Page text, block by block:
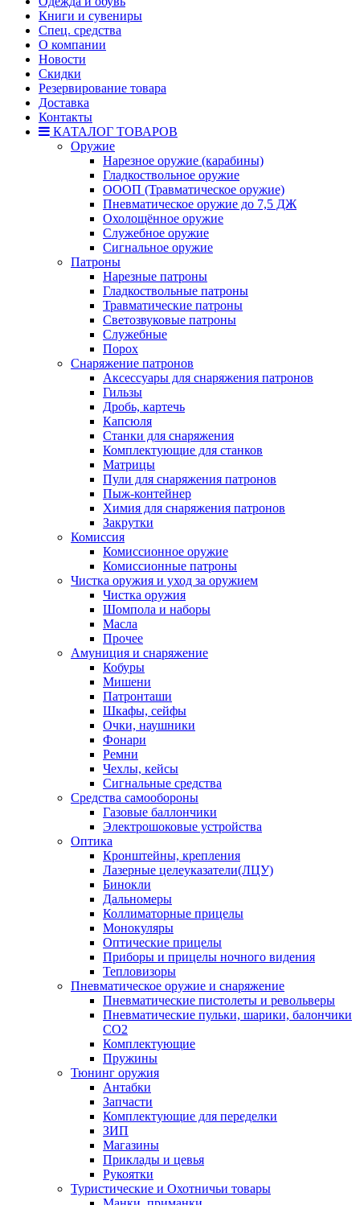
Книги и сувениры
Спец. средства
О компании
Новости
Скидки
Резервирование товара
Доставка
Контакты
КАТАЛОГ ТОВАРОВ
Оружие
Нарезное оружие (карабины)
Гладкоствольное оружие
ОООП (Травматическое оружие)
Пневматическое оружие до 7,5 ДЖ
Охолощённое оружие
Служебное оружие
Сигнальное оружие
Патроны
Нарезные патроны
Гладкоствольные патроны
Травматические патроны
Светозвуковые патроны
Служебные
Порох
Снаряжение патронов
Аксессуары для снаряжения патронов
Гильзы
Дробь, картечь
Капсюля
Станки для снаряжения
Комплектующие для станков
Матрицы
Пули для снаряжения патронов
Пыж-контейнер
Химия для снаряжения патронов
Закрутки
Комиссия
Комиссионное оружие
Комиссионные патроны
Чистка оружия и уход за оружием
Чистка оружия
Шомпола и наборы
Масла
Прочее
Амуниция и снаряжение
Кобуры
Мишени
Патронташи
Шкафы, сейфы
Очки, наушники
Фонари
Ремни
Чехлы, кейсы
Сигнальные средства
Средства самообороны
Газовые баллончики
Электрошоковые устройства
Оптика
Кронштейны, крепления
Лазерные целеуказатели(ЛЦУ)
Бинокли
Дальномеры
Коллиматорные прицелы
Монокуляры
Оптические прицелы
Приборы и прицелы ночного видения
Тепловизоры
Пневматическое оружие и снаряжение
Пневматические пистолеты и револьверы
Пневматические пульки, шарики, балончики
CO2
Комплектующие
Пружины
Тюнинг оружия
Антабки
Запчасти
Комплектующие для переделки
ЗИП
Магазины
Приклады и цевья
Рукоятки
Туристические и Охотничьи товары